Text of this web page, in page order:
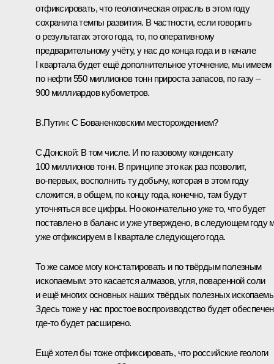
отфиксировать, что геологическая отрасль в этом году
сохранила темпы развития. В частности, если говорить
о результатах этого года, то, по оперативному
предварительному учёту, у нас до конца года и в начале
I квартала будет ещё дополнительное уточнение, мы имеем
по нефти 550 миллионов тонн прироста запасов, по газу –
900 миллиардов кубометров.
В.Путин: С Бованенковским месторождением?
С.Донской: В том числе. И по газовому конденсату
100 миллионов тонн. В принципе это как раз позволит,
во‑первых, восполнить ту добычу, которая в этом году
сложится, в общем, по концу года, конечно, там будут
уточняться все цифры. Но окончательно уже то, что будет
поставлено в баланс и уже утверждено, в следующем году
уже отфиксируем в I квартале следующего года.
То же самое могу констатировать и по твёрдым полезным
ископаемым: это касается алмазов, угля, поваренной соли
и ещё многих основных наших твёрдых полезных
Здесь тоже у нас простое воспроизводство будет
где‑то будет расширено.
Ещё хотел бы тоже отфиксировать, что российские геологи